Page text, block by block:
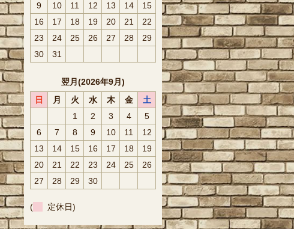
9
10 11 12 13 14
15
16
17 18 19 20 21
22
23
24 25 26 27 28
29
30
31
翌月(2026年9月)
日
月 火 水 木 金
土
1
2 3 4
5
6
7 8 9 10 11
12
13
14 15 16 17 18
19
20
21 22 23 24 25
26
27
28 29 30
( 定休日)